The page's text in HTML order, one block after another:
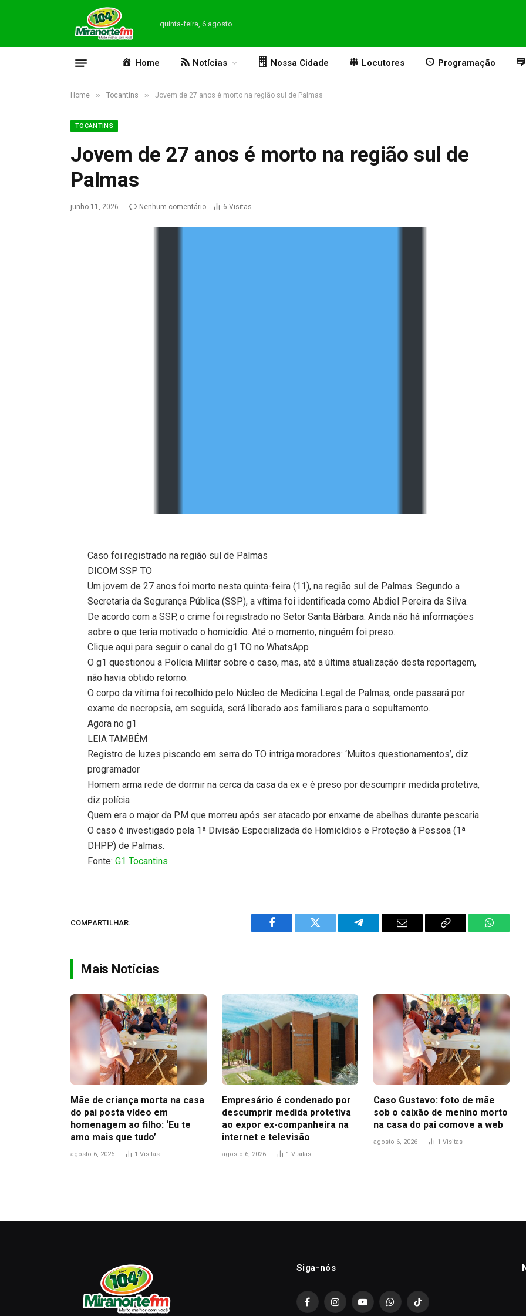
quinta-feira, 6 agosto
Home Notícias Nossa Cidade Locutores Programação
Home » Tocantins » Jovem de 27 anos é morto na região sul de Palmas
TOCANTINS
Jovem de 27 anos é morto na região sul de
Palmas
junho 11, 2026 Nenhum comentário 6 Visitas
Caso foi registrado na região sul de Palmas
DICOM SSP TO
Um jovem de 27 anos foi morto nesta quinta-feira (11), na região sul de Palmas. Segundo a
Secretaria da Segurança Pública (SSP), a vítima foi identificada como Abdiel Pereira da Silva.
De acordo com a SSP, o crime foi registrado no Setor Santa Bárbara. Ainda não há informações
sobre o que teria motivado o homicídio. Até o momento, ninguém foi preso.
Clique aqui para seguir o canal do g1 TO no WhatsApp
O g1 questionou a Polícia Militar sobre o caso, mas, até a última atualização desta reportagem,
não havia obtido retorno.
O corpo da vítima foi recolhido pelo Núcleo de Medicina Legal de Palmas, onde passará por
exame de necropsia, em seguida, será liberado aos familiares para o sepultamento.
Agora no g1
LEIA TAMBÉM
Registro de luzes piscando em serra do TO intriga moradores: ‘Muitos questionamentos’, diz
programador
Homem arma rede de dormir na cerca da casa da ex e é preso por descumprir medida protetiva,
diz polícia
Quem era o major da PM que morreu após ser atacado por enxame de abelhas durante pescaria
O caso é investigado pela 1ª Divisão Especializada de Homicídios e Proteção à Pessoa (1ª
DHPP) de Palmas.
Fonte:G1 Tocantins
COMPARTILHAR.
Facebook Twitter Telegram Email
Copy
Mais Notícias
Mãe de criança morta na casa
do pai posta vídeo em
homenagem ao filho: ‘Eu te
amo mais que tudo’
agosto 6, 2026 1 Visitas
Empresário é condenado por
descumprir medida protetiva
ao expor ex-companheira na
internet e televisão
agosto 6, 2026 1 Visitas
Caso Gustavo: foto de mãe
sob o caixão de menino morto
na casa do pai comove a web
agosto 6, 2026 1 Visitas
Siga-nós
FacebookInstagramYouTubeWhatsAppTikTok